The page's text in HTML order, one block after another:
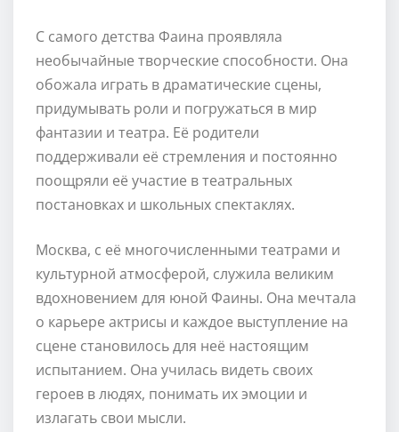
С самого детства Фаина проявляла
необычайные творческие способности. Она
обожала играть в драматические сцены,
придумывать роли и погружаться в мир
фантазии и театра. Её родители
поддерживали её стремления и постоянно
поощряли её участие в театральных
постановках и школьных спектаклях.
Москва, с её многочисленными театрами и
культурной атмосферой, служила великим
вдохновением для юной Фаины. Она мечтала
о карьере актрисы и каждое выступление на
сцене становилось для неё настоящим
испытанием. Она училась видеть своих
героев в людях, понимать их эмоции и
излагать свои мысли.